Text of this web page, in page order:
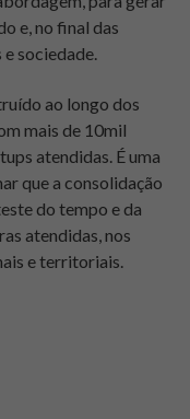
e, no final das
sociedade.
ao longo dos
mais de 10mil
atendidas. É uma
que a consolidação
do tempo e da
atendidas, nos
e territoriais.